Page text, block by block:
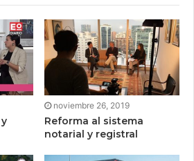
noviembre 26, 2019
Reforma al sistema
notarial y registral